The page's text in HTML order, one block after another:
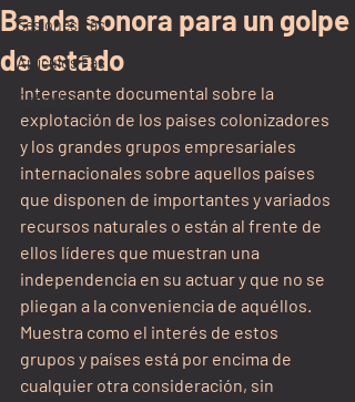
Sesiones Fas
Artículos Fas
Reflexiones
Banda sonora para un golpe
de estado
Interesante documental sobre la
explotación de los paises colonizadores
y los grandes grupos empresariales
internacionales sobre aquellos países
que disponen de importantes y variados
recursos naturales o están al frente de
ellos líderes que muestran una
independencia en su actuar y que no se
pliegan a la conveniencia de aquéllos.
Muestra como el interés de estos
grupos y países está por encima de
cualquier otra consideración, sin